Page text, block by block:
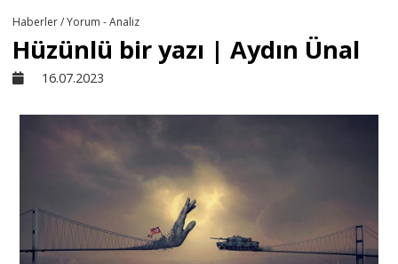
Derkenar
Kültür - Sanat
Ekonomi
Haberler / Yorum - Analiz
Hüzünlü bir yazı | Aydın Ünal
16.07.2023